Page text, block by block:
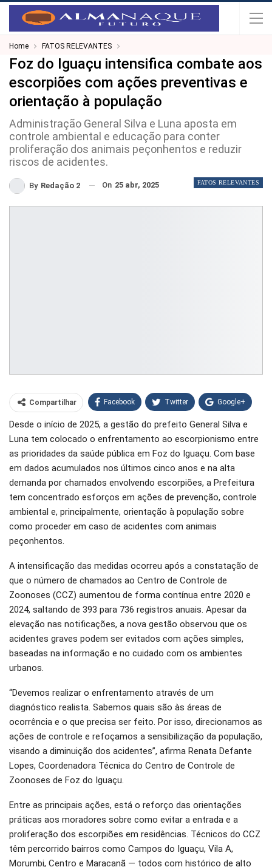
Home FATOS RELEVANTES
Foz do Iguaçu intensifica combate aos
escorpiões com ações preventivas e
orientação à população
Administração General Silva e Luna aposta em
controle ambiental e educação para conter
proliferação dos animais peçonhentos e reduzir
riscos de acidentes.
FATOS RELEVANTES
By Redação 2 On 25 abr, 2025
Compartilhar Facebook Twitter Google+
WhatsApp Pinterest
O email
Desde o início de 2025, a gestão do prefeito General Silva e
Luna tem colocado o enfrentamento ao escorpionismo entre
as prioridades da saúde pública em Foz do Iguaçu. Com base
em dados acumulados nos últimos cinco anos e na alta
demanda por chamados envolvendo escorpiões, a Prefeitura
tem concentrado esforços em ações de prevenção, controle
ambiental e, principalmente, orientação à população sobre
como proceder em caso de acidentes com animais
peçonhentos.
A intensificação das medidas ocorreu após a constatação de
que o número de chamados ao Centro de Controle de
Zoonoses (CCZ) aumentou de forma contínua entre 2020 e
2024, saltando de 393 para 736 registros anuais. Apesar da
elevação nas notificações, a nova gestão observou que os
acidentes graves podem ser evitados com ações simples,
baseadas na informação e no cuidado com os ambientes
urbanos.
“Devemos realizar o enfrentamento através de um
diagnóstico realista. Sabemos quais são às áreas de
ocorrência e o que precisa ser feito. Por isso, direcionamos as
ações de controle e refoçamos a sensibilização da população,
visando a diminuição dos acidentes”, afirma Renata Defante
Lopes, Coordenadora Técnica do Centro de Controle de
Zoonoses de Foz do Iguaçu.
Entre as principais ações, está o reforço das orientações
práticas aos moradores sobre como evitar a entrada e a
proliferação dos escorpiões em residências. Técnicos do CCZ
têm percorrido bairros como Campos do Iguaçu, Vila A,
Morumbi, Centro e Maracanã — todos com histórico de alto